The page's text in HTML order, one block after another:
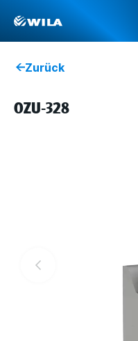
Zurück
OZU-328